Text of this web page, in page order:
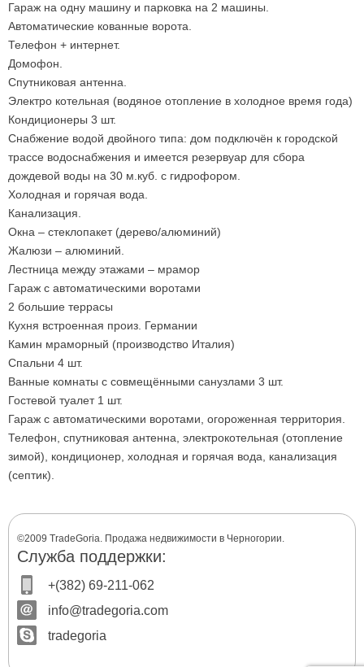
Гараж на одну машину и парковка на 2 машины.
Автоматические кованные ворота.
Телефон + интернет.
Домофон.
Спутниковая антенна.
Электро котельная (водяное отопление в холодное время года)
Кондиционеры 3 шт.
Снабжение водой двойного типа: дом подключён к городской
трассе водоснабжения и имеется резервуар для сбора
дождевой воды на 30 м.куб. с гидрофором.
Холодная и горячая вода.
Канализация.
Окна – стеклопакет (дерево/алюминий)
Жалюзи – алюминий.
Лестница между этажами – мрамор
Гараж с автоматическими воротами
2 большие террасы
Кухня встроенная произ. Германии
Камин мраморный (производство Италия)
Спальни 4 шт.
Ванные комнаты с совмещёнными санузлами 3 шт.
Гостевой туалет 1 шт.
Гараж с автоматическими воротами, огороженная территория.
Телефон, спутниковая антенна, электрокотельная (отопление
зимой), кондиционер, холодная и горячая вода, канализация
(септик).
©2009 TradeGoria. Продажа недвижимости в Черногории.
Служба поддержки:
+(382) 69-211-062
info@tradegoria.com
tradegoria